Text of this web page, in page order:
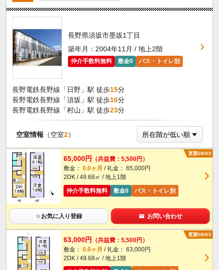
長野県須坂市墨坂1丁目
築年月：2004年11月 / 地上2階
仲介手数料無料 敷金0 バス・トイレ別
長野電鉄長野線「日野」駅 徒歩15分
長野電鉄長野線「須坂」駅 徒歩16分
長野電鉄長野線「村山」駅 徒歩23分
空室情報 （空室2）
更新08/03
65,000円
（共益費：5,500円）
敷金： 0.0ヶ月 / 礼金： 65,000円
2DK / 49.68㎡ / 地上1階
仲介手数料無料
敷金0 バス・トイレ別
★お気に入り登録 お問い合わせ
更新08/03
63,000円
（共益費：5,500円）
敷金： 0.0ヶ月 / 礼金： 63,000円
2DK / 49.68㎡ / 地上1階